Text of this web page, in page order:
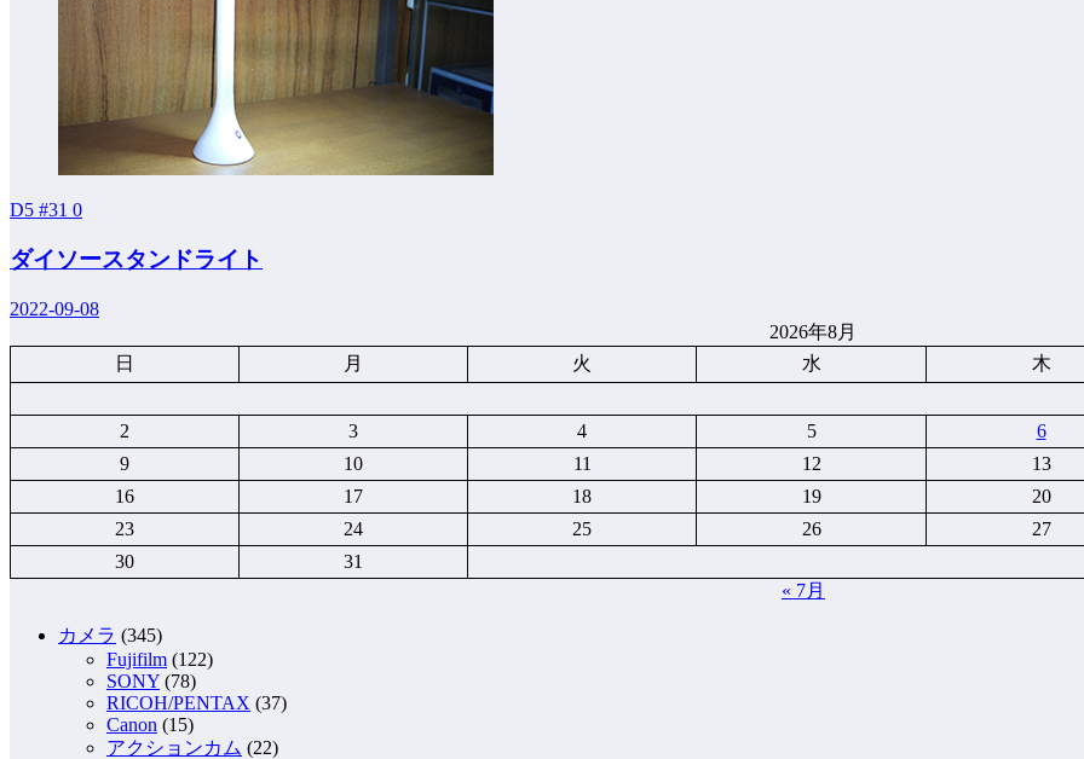
D5 #31 0
ダイソースタンドライト
2022-09-08
2026年8月
日
月 火 水 木
2 3 4 5
6
9
10 11 12
13
16
17 18 19
20
23
24 25 26
27
30
31
« 7月
カメラ (345)
Fujifilm (122)
SONY (78)
RICOH/PENTAX (37)
Canon (15)
アクションカム (22)